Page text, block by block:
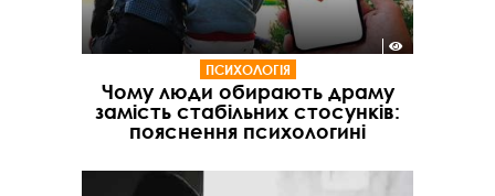
ПСИХОЛОГІЯ
Чому люди обирають драму
замість стабільних стосунків:
пояснення психологині